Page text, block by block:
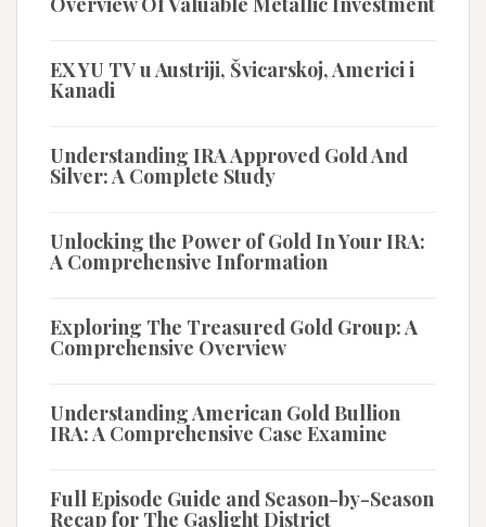
EX YU TV u Austriji, Švicarskoj, Americi i
Kanadi
Understanding IRA Approved Gold And
Silver: A Complete Study
Unlocking the Power of Gold In Your IRA:
A Comprehensive Information
Exploring The Treasured Gold Group: A
Comprehensive Overview
Understanding American Gold Bullion
IRA: A Comprehensive Case Examine
Full Episode Guide and Season-by-Season
Recap for The Gaslight District